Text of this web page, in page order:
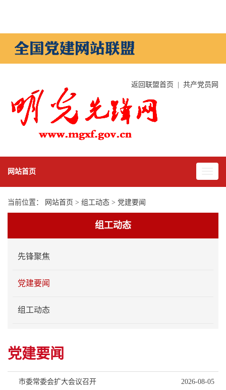
返回联盟首页 共产党员网
网站首页
当前位置： 网站首页 > 组工动态 > 党建要闻
组工动态
先锋聚焦
党建要闻
组工动态
党建要闻
2026-08-05
市委常委会扩大会议召开